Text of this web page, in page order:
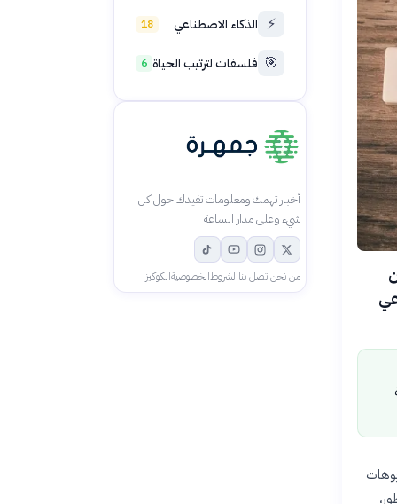
⚡ الذكاء الاصطناعي 18
🎯 فلسفات لترتيب الحياة 6
أخبار تهمك ومعلومات تفيدك حول كل
شيء وعلى مدار الساعة
من نحناتصل بناالشروطالخصوصيةالكوكيز